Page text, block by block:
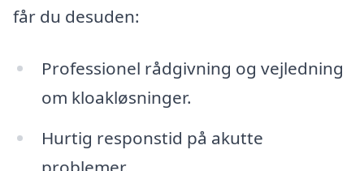
får du desuden:
Professionel rådgivning og vejledning
om kloakløsninger.
Hurtig responstid på akutte